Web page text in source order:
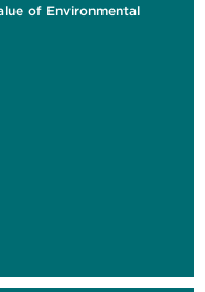
of Environmental